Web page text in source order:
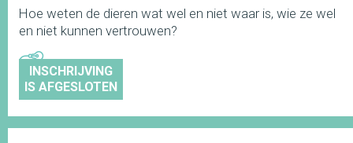
Hoe weten de dieren wat wel en niet waar is, wie ze wel
en niet kunnen vertrouwen?
INSCHRIJVING
IS AFGESLOTEN